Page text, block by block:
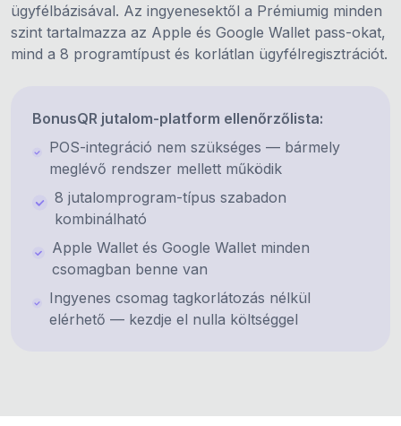
ügyfélbázisával. Az ingyenesektől a Prémiumig minden
szint tartalmazza az Apple és Google Wallet pass-okat,
mind a 8 programtípust és korlátlan ügyfélregisztrációt.
BonusQR jutalom-platform ellenőrzőlista:
POS-integráció nem szükséges — bármely
meglévő rendszer mellett működik
8 jutalomprogram-típus szabadon
kombinálható
Apple Wallet és Google Wallet minden
csomagban benne van
Ingyenes csomag tagkorlátozás nélkül
elérhető — kezdje el nulla költséggel